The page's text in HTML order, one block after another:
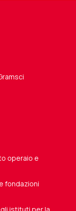
operaio e
fondazioni